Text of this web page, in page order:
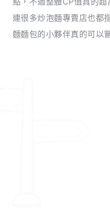
連很多炒泡麵專賣店也都
麵麵包的小夥伴真的可以